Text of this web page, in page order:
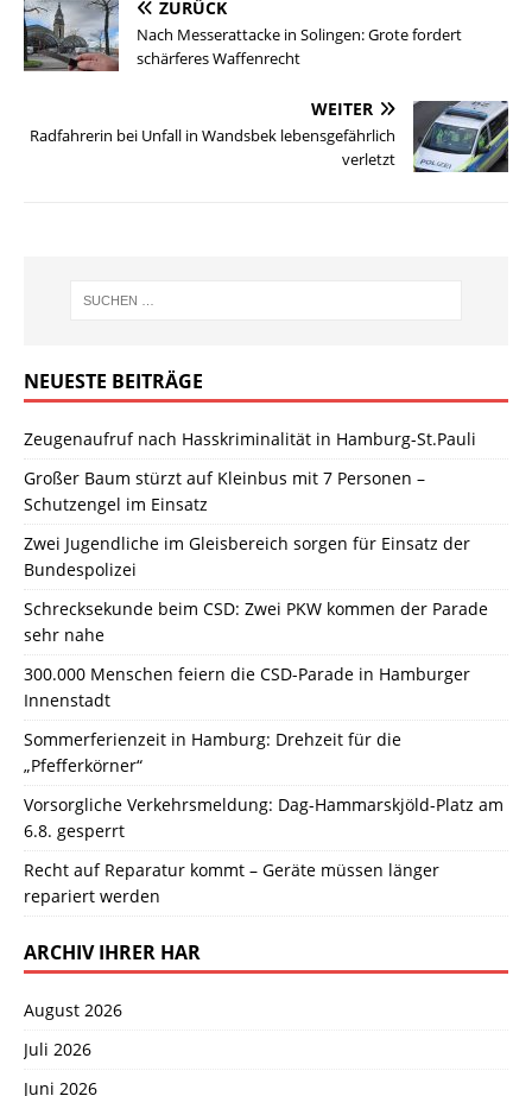
ZURÜCK
Nach Messerattacke in Solingen: Grote fordert
schärferes Waffenrecht
WEITER
Radfahrerin bei Unfall in Wandsbek lebensgefährlich
verletzt
NEUESTE BEITRÄGE
Zeugenaufruf nach Hasskriminalität in Hamburg-St.Pauli
Großer Baum stürzt auf Kleinbus mit 7 Personen –
Schutzengel im Einsatz
Zwei Jugendliche im Gleisbereich sorgen für Einsatz der
Bundespolizei
Schrecksekunde beim CSD: Zwei PKW kommen der Parade
sehr nahe
300.000 Menschen feiern die CSD-Parade in Hamburger
Innenstadt
Sommerferienzeit in Hamburg: Drehzeit für die
„Pfefferkörner“
Vorsorgliche Verkehrsmeldung: Dag-Hammarskjöld-Platz am
6.8. gesperrt
Recht auf Reparatur kommt – Geräte müssen länger
repariert werden
ARCHIV IHRER HAR
August 2026
Juli 2026
Juni 2026